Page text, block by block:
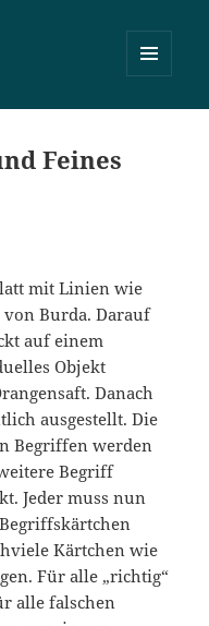
Feines
mit Linien wie
Burda. Darauf
auf einem
Objekt
Danach
ausgestellt. Die
Begriffen werden
Begriff
Jeder muss nun
Kärtchen wie
Für alle „richtig“
alle falschen